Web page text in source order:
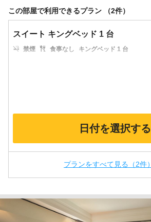
この部屋で利用できるプラン （2件）
スイート キングベッド 1 台
禁煙 食事なし
キングベッド 1 台
日付を選択する
プランをすべて見る（2件）